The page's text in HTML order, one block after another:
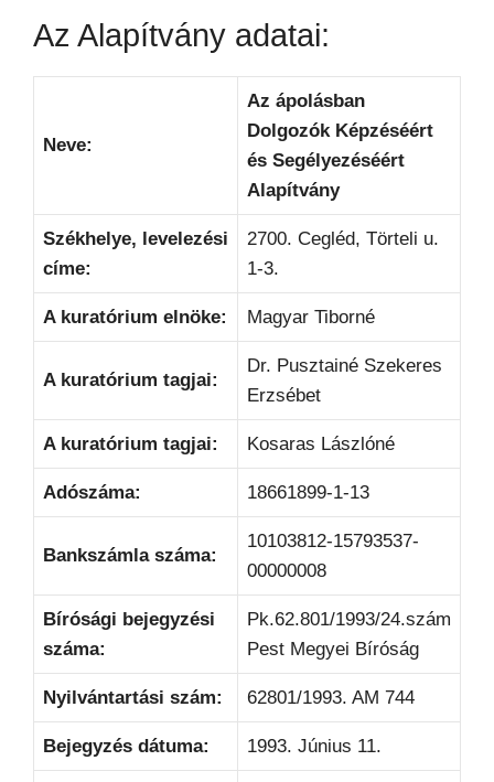
Az Alapítvány adatai:
Neve:
Az ápolásban
Dolgozók Képzéséért
és Segélyezéséért
Alapítvány
Székhelye, levelezési
címe:
2700. Cegléd, Törteli u.
1-3.
A kuratórium elnöke: Magyar Tiborné
A kuratórium tagjai:
Dr. Pusztainé Szekeres
Erzsébet
A kuratórium tagjai: Kosaras Lászlóné
Adószáma: 18661899-1-13
Bankszámla száma:
10103812-15793537-
00000008
Bírósági bejegyzési
száma:
Pk.62.801/1993/24.szám
Pest Megyei Bíróság
Nyilvántartási szám: 62801/1993. AM 744
Bejegyzés dátuma: 1993. Június 11.